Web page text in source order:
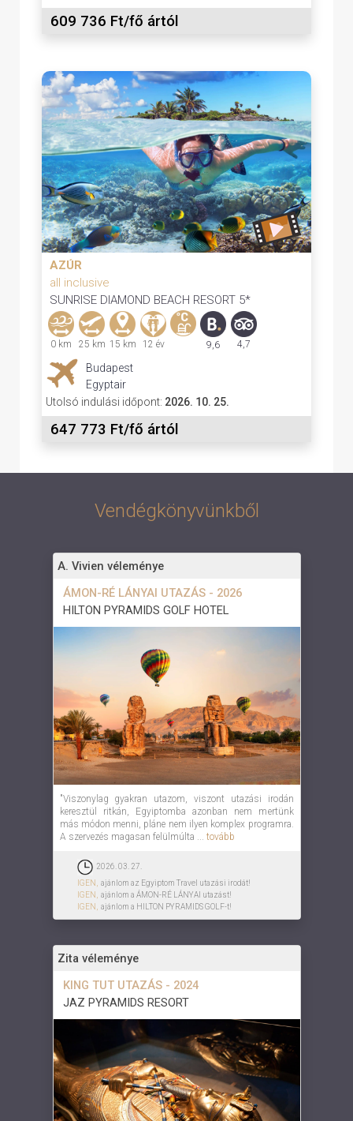
609 736 Ft/fő ártól
AZÚR
all inclusive
SUNRISE DIAMOND BEACH RESORT 5*
0 km 25 km 15 km 12 év 9,6 4,7
Budapest
Egyptair
Utolsó indulási időpont: 2026. 10. 25.
647 773 Ft/fő ártól
Vendégkönyvünkből
A. Vivien véleménye
ÁMON-RÉ LÁNYAI UTAZÁS - 2026
HILTON PYRAMIDS GOLF HOTEL
"Viszonylag gyakran utazom, viszont utazási irodán
keresztül ritkán, Egyiptomba azonban nem mertünk
más módon menni, pláne nem ilyen komplex programra.
A szervezés magasan felülmúlta ... tovább
2026. 03. 27.
IGEN,
ajánlom az Egyiptom Travel utazási irodát!
IGEN,
ajánlom a ÁMON-RÉ LÁNYAI utazást!
IGEN,
ajánlom a HILTON PYRAMIDS GOLF-t!
Zita véleménye
KING TUT UTAZÁS - 2024
JAZ PYRAMIDS RESORT